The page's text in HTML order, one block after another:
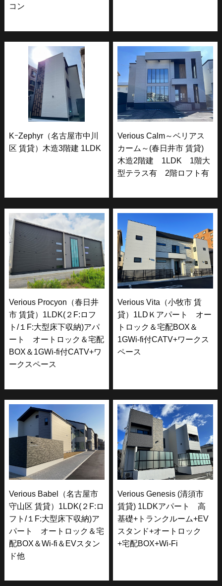
コン
KｰZephyr（名古屋市中川
区 賃貸）木造3階建 1LDK
Verious Calm～ベリアス
カーム～(春日井市 賃貸)
木造2階建 1LDK 1階大
型テラス有 2階ロフト有
Verious Procyon（春日井
市 賃貸）1LDK(２F:ロフ
ト/１F:大型床下収納)アパ
ート オートロック＆宅配
BOX＆1GWi-fi付CATV+ワ
ークスペース
Verious Vita（小牧市 賃
貸）1LDＫアパート オー
トロック＆宅配BOX＆
1GWi-fi付CATV+ワークス
ペース
Verious Babel（名古屋市
守山区 賃貸）1LDK(２F:ロ
フト/１F:大型床下収納)ア
パート オートロック＆宅
配BOX＆Wi-fi＆EVスタン
ド他
Verious Genesis (清須市
賃貸) 1LDKアパート 高
基礎+トランクルーム+EV
スタンド+オートロック
+宅配BOX+Wi-Fi